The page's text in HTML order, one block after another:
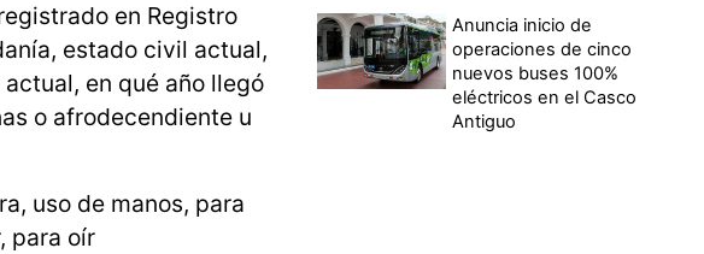
en Registro
estado civil actual,
en qué año llegó
o afrodecendiente u
uso de manos, para
para oír
Anuncia inicio de
operaciones de cinco
nuevos buses 100%
eléctricos en el Casco
Antiguo